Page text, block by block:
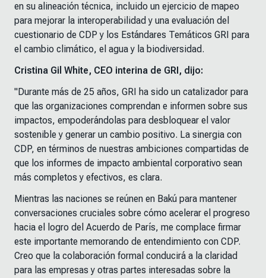
en su alineación técnica, incluido un ejercicio de mapeo
para mejorar la interoperabilidad y una evaluación del
cuestionario de CDP y los Estándares Temáticos GRI para
el cambio climático, el agua y la biodiversidad.
Cristina Gil White, CEO interina de GRI, dijo:
"Durante más de 25 años, GRI ha sido un catalizador para
que las organizaciones comprendan e informen sobre sus
impactos, empoderándolas para desbloquear el valor
sostenible y generar un cambio positivo. La sinergia con
CDP, en términos de nuestras ambiciones compartidas de
que los informes de impacto ambiental corporativo sean
más completos y efectivos, es clara.
Mientras las naciones se reúnen en Bakú para mantener
conversaciones cruciales sobre cómo acelerar el progreso
hacia el logro del Acuerdo de París, me complace firmar
este importante memorando de entendimiento con CDP.
Creo que la colaboración formal conducirá a la claridad
para las empresas y otras partes interesadas sobre la